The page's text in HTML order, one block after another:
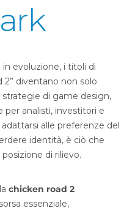
evoluzione, i titoli di
2” diventano non solo
di game design,
analisti, investitori e
alle preferenze del
identità, è ciò che
di rilievo.
chicken road 2
essenziale,